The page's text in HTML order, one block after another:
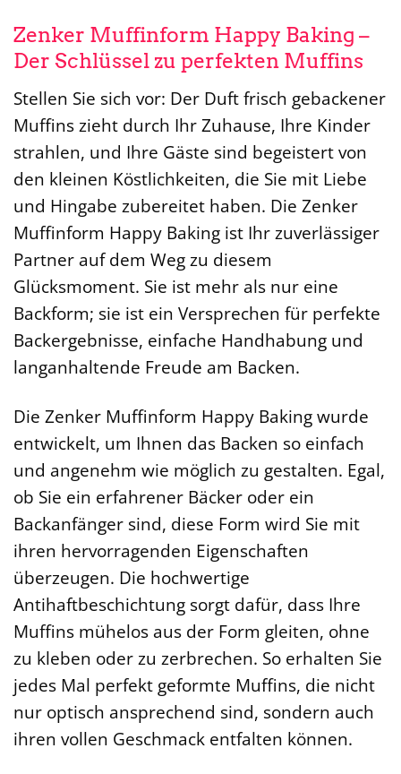
Zenker Muffinform Happy Baking –
Der Schlüssel zu perfekten Muffins
Stellen Sie sich vor: Der Duft frisch gebackener
Muffins zieht durch Ihr Zuhause, Ihre Kinder
strahlen, und Ihre Gäste sind begeistert von
den kleinen Köstlichkeiten, die Sie mit Liebe
und Hingabe zubereitet haben. Die Zenker
Muffinform Happy Baking ist Ihr zuverlässiger
Partner auf dem Weg zu diesem
Glücksmoment. Sie ist mehr als nur eine
Backform; sie ist ein Versprechen für perfekte
Backergebnisse, einfache Handhabung und
langanhaltende Freude am Backen.
Die Zenker Muffinform Happy Baking wurde
entwickelt, um Ihnen das Backen so einfach
und angenehm wie möglich zu gestalten. Egal,
ob Sie ein erfahrener Bäcker oder ein
Backanfänger sind, diese Form wird Sie mit
ihren hervorragenden Eigenschaften
überzeugen. Die hochwertige
Antihaftbeschichtung sorgt dafür, dass Ihre
Muffins mühelos aus der Form gleiten, ohne
zu kleben oder zu zerbrechen. So erhalten Sie
jedes Mal perfekt geformte Muffins, die nicht
nur optisch ansprechend sind, sondern auch
ihren vollen Geschmack entfalten können.